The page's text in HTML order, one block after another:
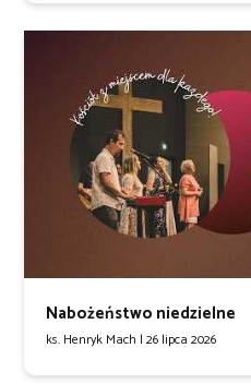
Nabożeństwo niedzielne
ks. Henryk Mach | 26 lipca 2026